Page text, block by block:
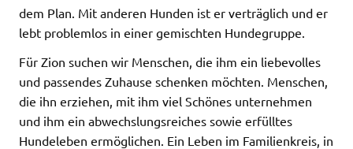
dem Plan. Mit anderen Hunden ist er verträglich und er
lebt problemlos in einer gemischten Hundegruppe.
Für Zion suchen wir Menschen, die ihm ein liebevolles
und passendes Zuhause schenken möchten. Menschen,
die ihn erziehen, mit ihm viel Schönes unternehmen
und ihm ein abwechslungsreiches sowie erfülltes
Hundeleben ermöglichen. Ein Leben im Familienkreis, in